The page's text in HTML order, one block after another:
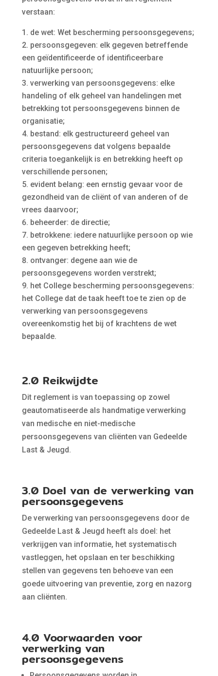
verstaan:
de wet: Wet bescherming persoonsgegevens;
persoonsgegeven: elk gegeven betreffende
een geïdentificeerde of identificeerbare
natuurlijke persoon;
verwerking van persoonsgegevens: elke
handeling of elk geheel van handelingen met
betrekking tot persoonsgegevens binnen de
organisatie;
bestand: elk gestructureerd geheel van
persoonsgegevens dat volgens bepaalde
criteria toegankelijk is en betrekking heeft op
verschillende personen;
evident belang: een ernstig gevaar voor de
gezondheid van de cliënt of van anderen of de
vrees daarvoor;
beheerder: de directie;
betrokkene: iedere natuurlijke persoon op wie
een gegeven betrekking heeft;
ontvanger: degene aan wie de
persoonsgegevens worden verstrekt;
het College bescherming persoonsgegevens:
het College dat de taak heeft toe te zien op de
verwerking van persoonsgegevens
overeenkomstig het bij of krachtens de wet
bepaalde.
2.0 Reikwijdte
Dit reglement is van toepassing op zowel
geautomatiseerde als handmatige verwerking
van medische en niet-medische
persoonsgegevens van cliënten van Gedeelde
Last & Jeugd.
3.0 Doel van de verwerking van
persoonsgegevens
De verwerking van persoonsgegevens door de
Gedeelde Last & Jeugd heeft als doel: het
verkrijgen van informatie, het systematisch
vastleggen, het opslaan en ter beschikking
stellen van gegevens ten behoeve van een
goede uitvoering van preventie, zorg en nazorg
aan cliënten.
4.0 Voorwaarden voor
verwerking van
persoonsgegevens